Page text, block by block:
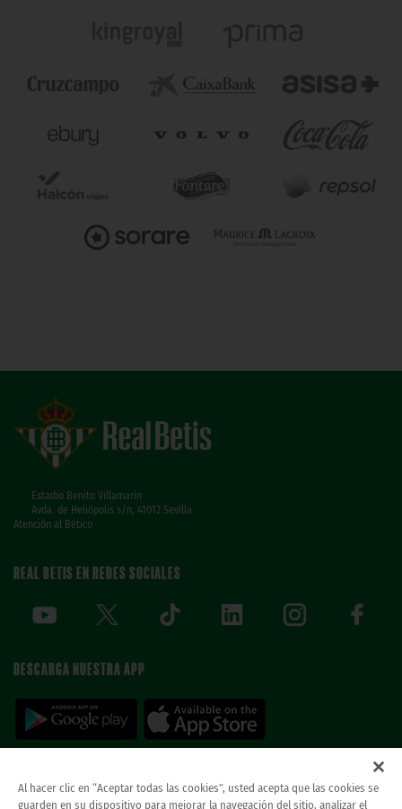
Estadio Benito Villamarín
Avda. de Heliópolis s/n, 41012 Sevilla
Atención al Bético
REAL BETIS EN REDES SOCIALES
DESCARGA NUESTRA APP
Al hacer clic en “Aceptar todas las cookies”, usted acepta que las cookies se
guarden en su dispositivo para mejorar la navegación del sitio, analizar el